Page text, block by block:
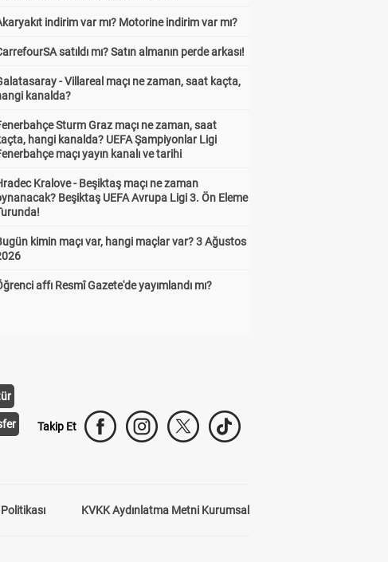
indirim var mı? Motorine indirim var mı?
satıldı mı? Satın almanın perde arkası!
- Villareal maçı ne zaman, saat kaçta,
kanalda?
Sturm Graz maçı ne zaman, saat
hangi kanalda? UEFA Şampiyonlar Ligi
maçı yayın kanalı ve tarihi
Kralove - Beşiktaş maçı ne zaman
Beşiktaş UEFA Avrupa Ligi 3. Ön Eleme
kimin maçı var, hangi maçlar var? 3 Ağustos
affı Resmî Gazete'de yayımlandı mı?
Takip Et
KVKK Aydınlatma Metni Kurumsal